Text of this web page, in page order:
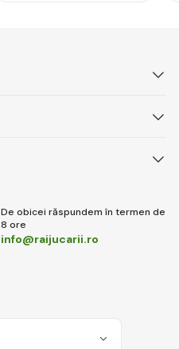
De obicei răspundem în termen de
8 ore
info@raijucarii.ro